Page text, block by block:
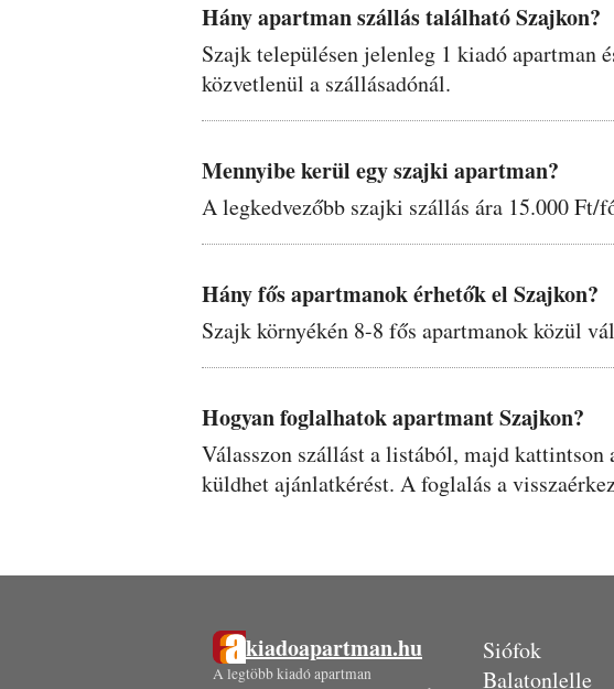
Hány apartman szállás található Szajkon?
Szajk településen jelenleg 1 kiadó apartman
közvetlenül a szállásadónál.
Mennyibe kerül egy szajki apartman?
A legkedvezőbb szajki szállás ára 15.000
Hány fős apartmanok érhetők el Szajkon?
Szajk környékén 8-8 fős apartmanok közül
Hogyan foglalhatok apartmant Szajkon?
Válasszon szállást a listából, majd
küldhet ajánlatkérést. A foglalás a
kiadoapartman.hu
A legtöbb kiadó apartman
Siófok
Balatonlelle